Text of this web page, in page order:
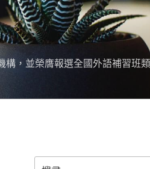
，並榮膺報選全國外語補習班